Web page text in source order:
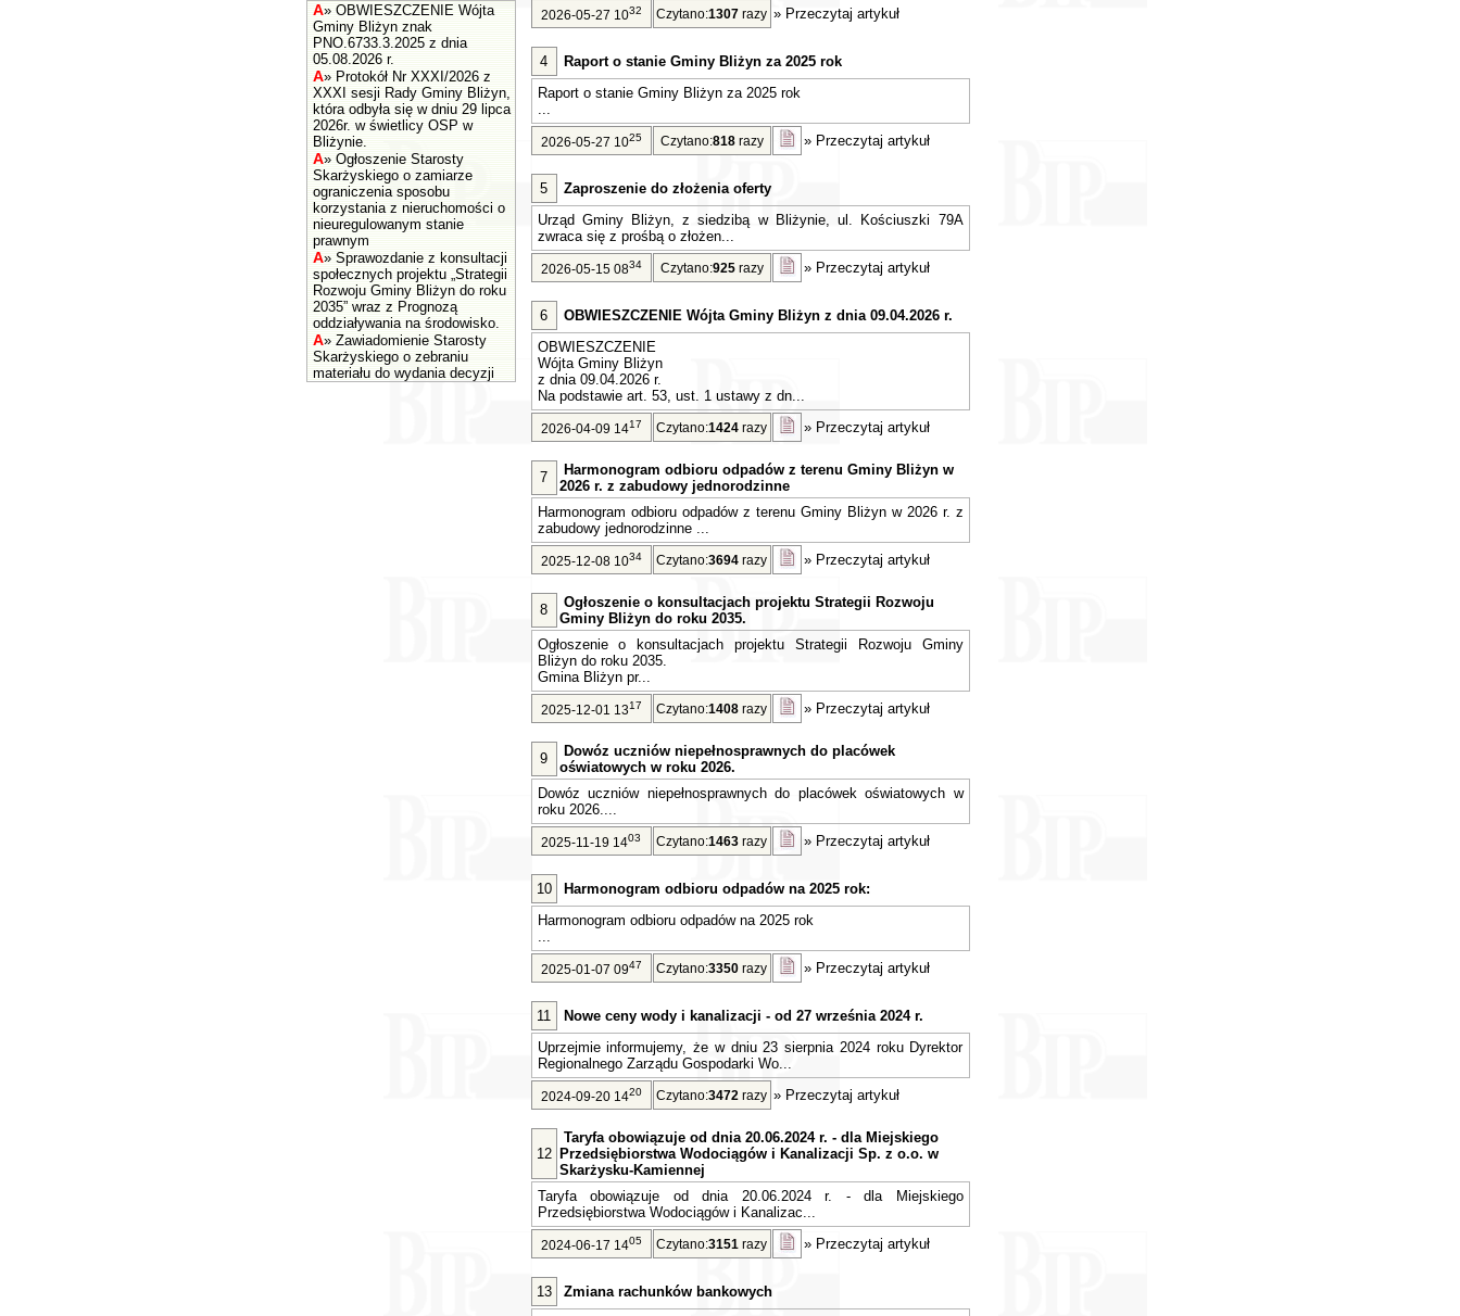
A» OBWIESZCZENIE Wójta
Gminy Bliżyn znak
PNO.6733.3.2025 z dnia
05.08.2026 r.
A» Protokół Nr XXXI/2026 z
XXXI sesji Rady Gminy Bliżyn,
która odbyła się w dniu 29 lipca
2026r. w świetlicy OSP w
Bliżynie.
A» Ogłoszenie Starosty
Skarżyskiego o zamiarze
ograniczenia sposobu
korzystania z nieruchomości o
nieuregulowanym stanie
prawnym
A» Sprawozdanie z konsultacji
społecznych projektu „Strategii
Rozwoju Gminy Bliżyn do roku
2035” wraz z Prognozą
oddziaływania na środowisko.
A» Zawiadomienie Starosty
Skarżyskiego o zebraniu
materiału do wydania decyzji
2026-05-27 1032 Czytano:1307 razy » Przeczytaj artykuł
4
Raport o stanie Gminy Bliżyn za 2025 rok
Raport o stanie Gminy Bliżyn za 2025 rok
...
2026-05-27 1025 Czytano:818razy » Przeczytaj artykuł
5
Zaproszenie do złożenia oferty
Urząd Gminy Bliżyn, z siedzibą w Bliżynie, ul. Kościuszki 79A
zwraca się z prośbą o złożen...
2026-05-15 0834 Czytano:925razy » Przeczytaj artykuł
6
OBWIESZCZENIE Wójta Gminy Bliżyn z dnia 09.04.2026 r.
OBWIESZCZENIE
Wójta Gminy Bliżyn
z dnia 09.04.2026 r.
Na podstawie art. 53, ust. 1 ustawy z dn...
2026-04-09 1417 Czytano:1424 razy » Przeczytaj artykuł
7
Harmonogram odbioru odpadów z terenu Gminy Bliżyn w
2026 r. z zabudowy jednorodzinne
Harmonogram odbioru odpadów z terenu Gminy Bliżyn w 2026 r. z
zabudowy jednorodzinne ...
2025-12-08 1034 Czytano:3694 razy » Przeczytaj artykuł
8
Ogłoszenie o konsultacjach projektu Strategii Rozwoju
Gminy Bliżyn do roku 2035.
Ogłoszenie o konsultacjach projektu Strategii Rozwoju Gminy
Bliżyn do roku 2035.
Gmina Bliżyn pr...
2025-12-01 1317 Czytano:1408 razy » Przeczytaj artykuł
9
Dowóz uczniów niepełnosprawnych do placówek
oświatowych w roku 2026.
Dowóz uczniów niepełnosprawnych do placówek oświatowych w
roku 2026....
2025-11-19 1403 Czytano:1463 razy » Przeczytaj artykuł
10
Harmonogram odbioru odpadów na 2025 rok:
Harmonogram odbioru odpadów na 2025 rok
...
2025-01-07 0947 Czytano:3350 razy » Przeczytaj artykuł
11
Nowe ceny wody i kanalizacji - od 27 września 2024 r.
Uprzejmie informujemy, że w dniu 23 sierpnia 2024 roku Dyrektor
Regionalnego Zarządu Gospodarki Wo...
2024-09-20 1420 Czytano:3472 razy » Przeczytaj artykuł
12
Taryfa obowiązuje od dnia 20.06.2024 r. - dla Miejskiego
Przedsiębiorstwa Wodociągów i Kanalizacji Sp. z o.o. w
Skarżysku-Kamiennej
Taryfa obowiązuje od dnia 20.06.2024 r. - dla Miejskiego
Przedsiębiorstwa Wodociągów i Kanalizac...
2024-06-17 1405 Czytano:3151 razy » Przeczytaj artykuł
13
Zmiana rachunków bankowych